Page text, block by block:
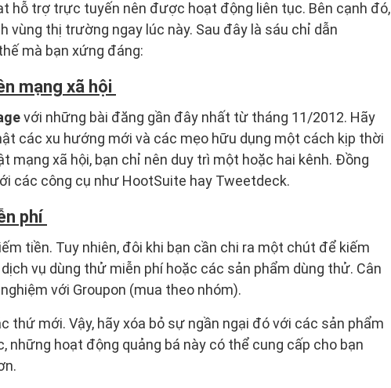
hỗ trợ trực tuyến nên được hoạt động liên tục. Bên cạnh đó,
vùng thị trường ngay lúc này. Sau đây là sáu chỉ dẫn
mà bạn xứng đáng:
mạng xã hội
với những bài đăng gần đây nhất từ tháng 11/2012. Hãy
các xu hướng mới và các mẹo hữu dụng một cách kịp thời
mạng xã hội, bạn chỉ nên duy trì một hoặc hai kênh. Đồng
các công cụ như HootSuite hay Tweetdeck.
phí
tiền. Tuy nhiên, đôi khi bạn cần chi ra một chút để kiếm
vụ dùng thử miễn phí hoặc các sản phẩm dùng thử. Cân
với Groupon (mua theo nhóm).
mới. Vậy, hãy xóa bỏ sự ngần ngại đó với các sản phẩm
những hoạt động quảng bá này có thể cung cấp cho bạn